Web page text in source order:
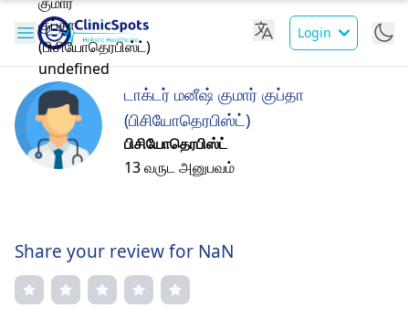
Login
டாக்டர் மனீஷ் குமார் குப்தா
(பிசியோதெரபிஸ்ட்)
பிசியோதெரபிஸ்ட்
13 வருட அனுபவம்
Share your review for NaN